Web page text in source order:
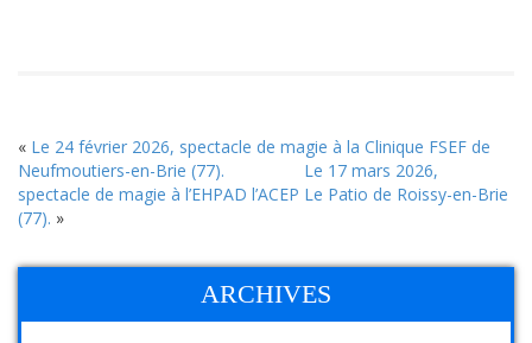
« Le 24 février 2026, spectacle de magie à la Clinique FSEF de
Neufmoutiers-en-Brie (77).
Le 17 mars 2026,
spectacle de magie à l’EHPAD l’ACEP Le Patio de Roissy-en-Brie
(77). »
ARCHIVES